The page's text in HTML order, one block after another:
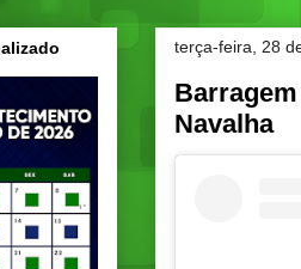
terça-feira, 28
Navalha